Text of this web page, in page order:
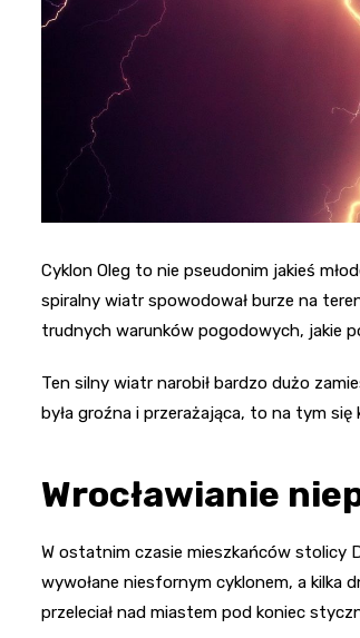
Cyklon Oleg to nie pseudonim jakieś
spiralny wiatr spowodował burze na
trudnych warunków pogodowych, jakie
Ten silny wiatr narobił bardzo dużo
była groźna i przerażająca, to na tym
Wrocławianie
W ostatnim czasie mieszkańców stolicy
wywołane niesfornym cyklonem, a kilka
przeleciał nad miastem pod koniec